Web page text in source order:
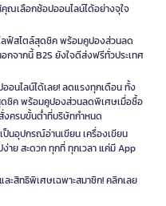
ณเลือกช้อปออนไลน์ได้อย่างจุใจ
ลฟ์สไตล์สุดชิค พร้อมคูปองส่วนลด
กจากนี้ B2S ยังใจดีส่งฟรีทั่วประเทศ
อนไลน์ได้เลย! ลดแรงทุกเดือน ทั้ง
ดชิค พร้อมคูปองส่วนลดพิเศษเมื่อซื้อ
งครบขั้นต่ำที่บริษัทกำหนด
ป็นอุปกรณ์อ่านเขียน เครื่องเขียน
าย สะดวก ทุกที่ ทุกเวลา แค่มี App
ละสิทธิพิเศษเฉพาะสมาชิก! คลิกเลย